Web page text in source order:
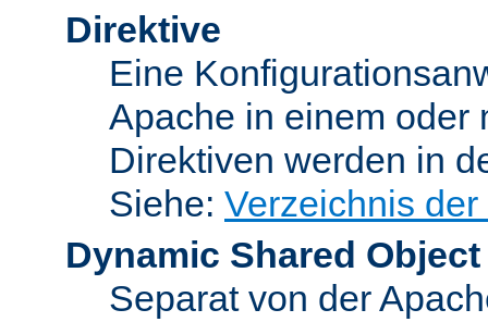
Direktive
Eine
Apache in einem oder
Direktiven werden in
Siehe: Verzeichnis
Dynamic Shared Object
Separat von der